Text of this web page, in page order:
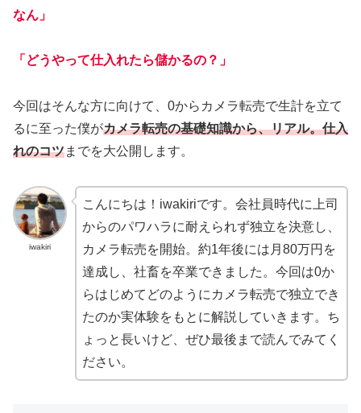
なん」
「どうやって仕入れたら儲かるの？」
今回はそんな方に向けて、0からカメラ転売で生計を立て
るに至った僕がカメラ転売の基礎知識から、リアル。仕入
れのコツまでを大公開します。
iwakiri
こんにちは！iwakiriです。会社員時代に上司
からのパワハラに耐えられず独立を決意し、
カメラ転売を開始。約1年後には月80万円を
達成し、社畜を卒業できました。今回は0か
らはじめてどのようにカメラ転売で独立でき
たのか実体験をもとに解説していきます。ち
ょっと長いけど、ぜひ最後まで読んでみてく
ださい。